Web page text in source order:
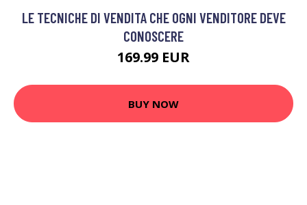
LE TECNICHE DI VENDITA CHE OGNI VENDITORE DEVE
CONOSCERE
169.99 EUR
BUY NOW